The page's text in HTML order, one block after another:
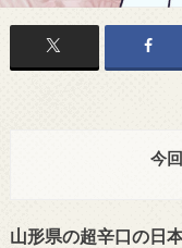
今
山形県の超辛口の日